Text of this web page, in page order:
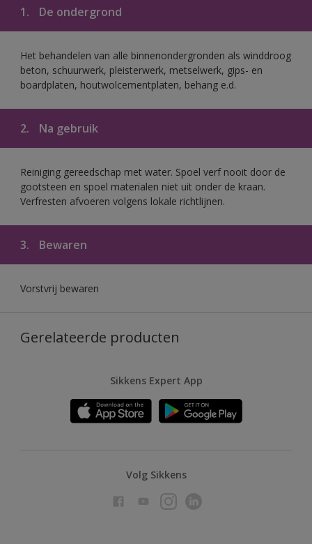
1. De ondergrond
Het behandelen van alle binnenondergronden als winddroog
beton, schuurwerk, pleisterwerk, metselwerk, gips- en
boardplaten, houtwolcementplaten, behang e.d.
2. Na gebruik
Reiniging gereedschap met water. Spoel verf nooit door de
gootsteen en spoel materialen niet uit onder de kraan.
Verfresten afvoeren volgens lokale richtlijnen.
3. Bewaren
Vorstvrij bewaren
Gerelateerde producten
Sikkens Expert App
Volg Sikkens